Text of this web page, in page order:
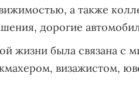
а также
дорогие
жизни была связана с
визажистом,